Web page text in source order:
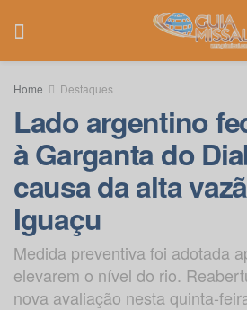
Home Destaques
Lado argentino
à Garganta do
causa da alta
Iguaçu
Medida preventiva foi adotada
elevarem o nível do rio.
nova avaliação nesta quinta-